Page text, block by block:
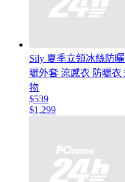
Sily 夏季立領冰絲防
曬外套 涼感衣 防曬
物
$539
$1,299